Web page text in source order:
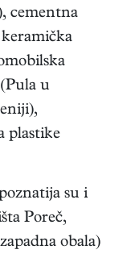
cementna
u
plastike
su i
Poreč,
obala)